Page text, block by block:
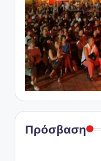
Πρόσβαση